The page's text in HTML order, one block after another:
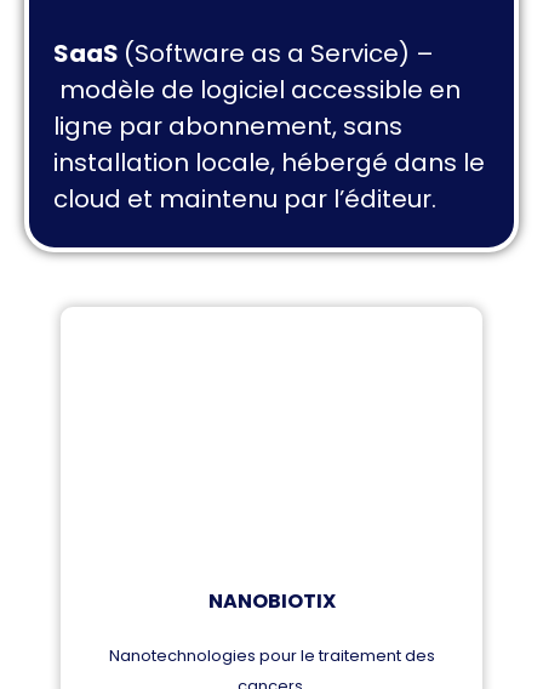
SaaS (Software as a Service) –
modèle de logiciel accessible en
ligne par abonnement, sans
installation locale, hébergé dans le
cloud et maintenu par l’éditeur.
NANOBIOTIX
Nanotechnologies pour le traitement des